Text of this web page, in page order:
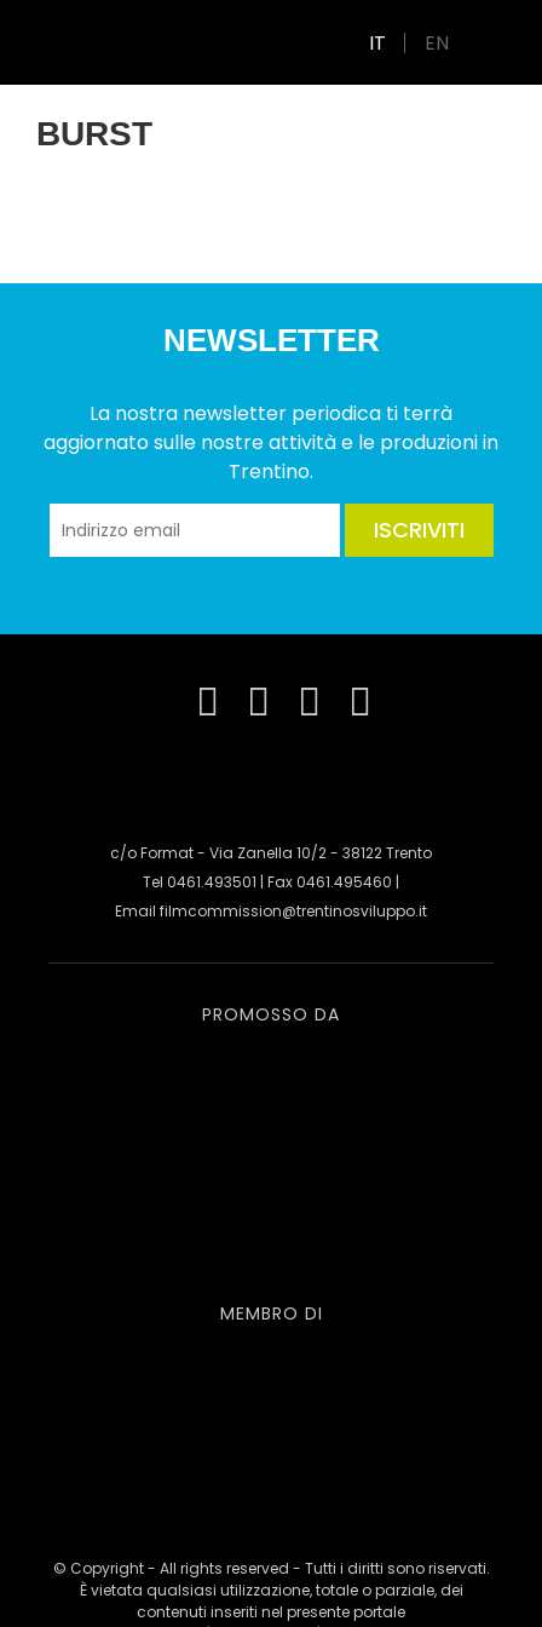
IT EN
BURST
NEWSLETTER
La nostra newsletter periodica ti terrà
aggiornato sulle nostre attività e le produzioni in
Trentino.
ISCRIVITI
c/o Format - Via Zanella 10/2 - 38122 Trento
Tel 0461.493501 | Fax 0461.495460 |
Email filmcommission@trentinosviluppo.it
PROMOSSO DA
MEMBRO DI
© Copyright - All rights reserved - Tutti i diritti sono riservati.
È vietata qualsiasi utilizzazione, totale o parziale, dei
contenuti inseriti nel presente portale